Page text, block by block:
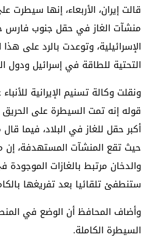
قالت إيران، الأربعاء، إنها
منشآت الغاز في حقل جنوب فارس
الإسرائيلية، وتوعدت بالرد على
التحتية للطاقة في إسرائيل ودول
ونقلت وكالة تسنيم الإيرانية
قوله إنه تمت السيطرة على
أكبر حقل للغاز في البلاد، فيما
حيث تقع المنشآت المستهدفة، إن
والدخان مرتبط بالغازات الموجودة
ستنطفئ تلقائيا بعد تفريغها
وأضاف المحافظ أن الوضع في
السيطرة الكاملة.